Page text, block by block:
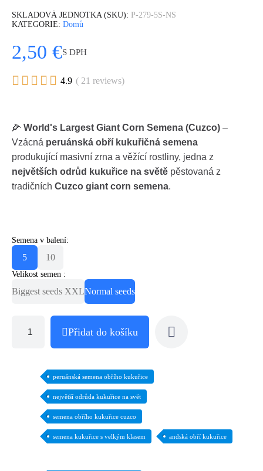
SKLADOVÁ JEDNOTKA (SKU)
P-279-5S-NS
KATEGORIE Domů
2,50 €S DPH
     4.9 ( 21 reviews)
🌽 World's Largest Giant Corn Semena (Cuzco) –
Vzácná peruánská obří kukuřičná semena
produkující masivní zrna a věžící rostliny, jedna z
největších odrůd kukuřice na světě pěstovaná z
tradičních Cuzco giant corn semena.
Semena v balení:
5 10
Velikost semen :
Biggest seeds XXLNormal seeds
Přidat do košíku
peruánská semena obřího kukuřice
největší odrůda kukuřice na svět
semena obřího kukuřice cuzco
semena kukuřice s velkým klasem andská obří kukuřice